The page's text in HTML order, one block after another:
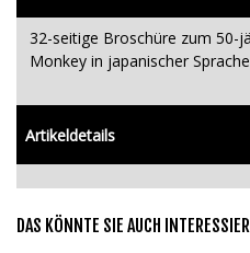
32-seitige Broschüre zum 50-
Monkey in japanischer
Artikeldetails
DAS KÖNNTE SIE AUCH